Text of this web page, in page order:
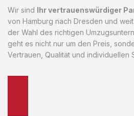
Wir sind Ihr vertrauenswürdiger
von Hamburg nach Dresden und
der Wahl des richtigen
geht es nicht nur um den Preis,
Vertrauen, Qualität und individuellen